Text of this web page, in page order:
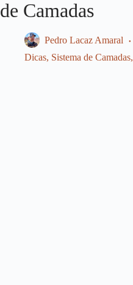
de Camadas
Pedro Lacaz Amaral
Dicas, Sistema de Camadas,